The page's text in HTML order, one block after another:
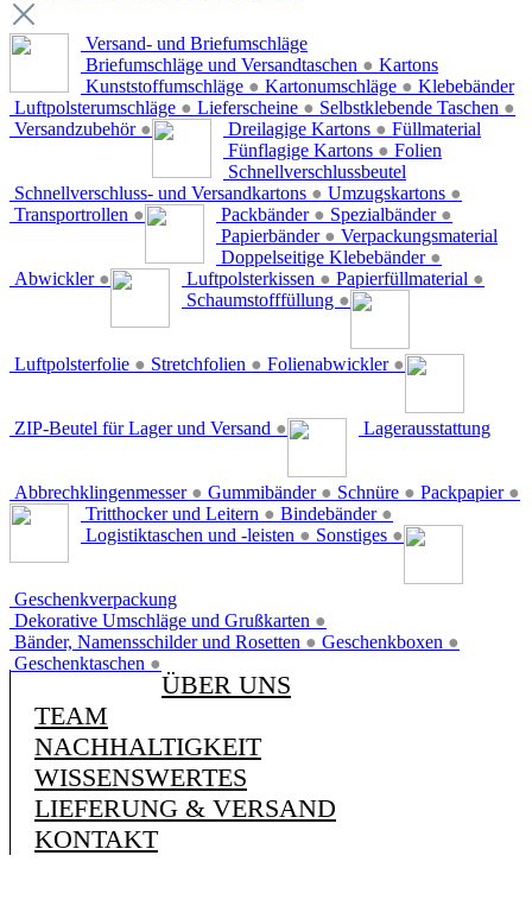
Versand- und Briefumschläge
Briefumschläge und Versandtaschen ●
Kunststoffumschläge ● Kartonumschläge ●
Luftpolsterumschläge ● Lieferscheine ● Selbstklebende Taschen ●
Versandzubehör ●
Kartons
Dreilagige Kartons ●
Fünflagige Kartons ●
Schnellverschluss- und Versandkartons ● Umzugskartons ●
Transportrollen ●
Klebebänder
Packbänder ● Spezialbänder ●
Papierbänder ●
Doppelseitige Klebebänder ●
Abwickler ●
Füllmaterial
Luftpolsterkissen ● Papierfüllmaterial ●
Schaumstofffüllung ●
Folien
Luftpolsterfolie ● Stretchfolien ● Folienabwickler ●
Schnellverschlussbeutel
ZIP-Beutel für Lager und Versand ●
Verpackungsmaterial
Abbrechklingenmesser ● Gummibänder ● Schnüre ● Packpapier ●
Lagerausstattung
Tritthocker und Leitern ● Bindebänder ●
Logistiktaschen und -leisten ● Sonstiges ●
Geschenkverpackung
Dekorative Umschläge und Grußkarten ●
Bänder, Namensschilder und Rosetten ● Geschenkboxen ●
Geschenktaschen ●
ÜBER UNS
TEAM
NACHHALTIGKEIT
WISSENSWERTES
LIEFERUNG & VERSAND
KONTAKT